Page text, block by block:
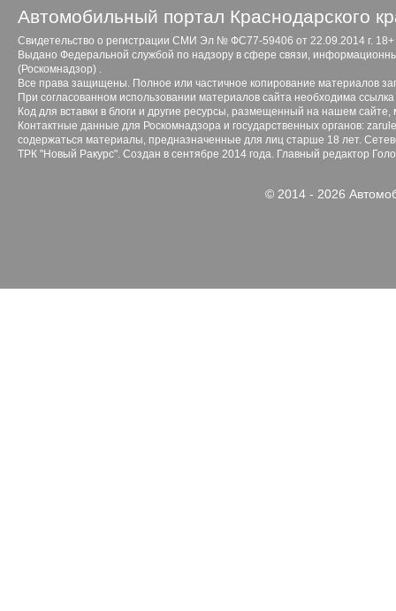
Автомобильный портал Краснодарского
Свидетельство о регистрации СМИ Эл № ФС77-59406 от 22.09.2014 г. 18+
Выдано Федеральной службой по надзору в сфере связи,
(Роскомнадзор) .
Все права защищены. Полное или частичное копирование материалов
При согласованном использовании материалов сайта необходима ссылка
Код для вставки в блоги и другие ресурсы, размещенный на нашем сайте,
Контактные данные для Роскомнадзора и государственных органов:
содержаться материалы, предназначенные для лиц старше 18 лет.
ТРК "Новый Ракурс". Создан в сентябре 2014 года. Главный редактор
© 2014 - 2026